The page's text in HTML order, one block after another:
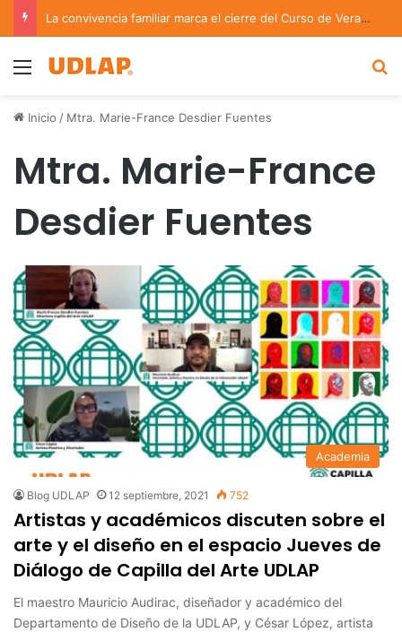
La convivencia familiar marca el cierre del Curso de Verano de Escuelas Aztecas
Menu
Inicio / Mtra. Marie-France Desdier Fuentes
Mtra. Marie-France
Desdier Fuentes
Academia
Blog UDLAP 12 septiembre, 2021 752
Artistas y académicos discuten sobre el
arte y el diseño en el espacio Jueves de
Diálogo de Capilla del Arte UDLAP
El maestro Mauricio Audirac, diseñador y académico del
Departamento de Diseño de la UDLAP, y César López, artista